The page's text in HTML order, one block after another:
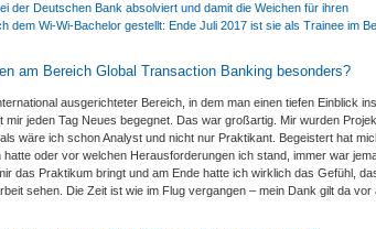
der Deutschen Bank absolviert und damit die Weichen für ihren
dem Wi-Wi-Bachelor gestellt: Ende Juli 2017 ist sie als Trainee im
am Bereich Global Transaction Banking besonders?
ausgerichteter Bereich, in dem man einen tiefen Einblick
mir jeden Tag Neues begegnet. Das war großartig. Mir wurden
wäre ich schon Analyst und nicht nur Praktikant. Begeistert hat
hatte oder vor welchen Herausforderungen ich stand, immer war
das Praktikum bringt und am Ende hatte ich wirklich das Gefühl,
sehen. Die Zeit ist wie im Flug vergangen – mein Dank gilt da